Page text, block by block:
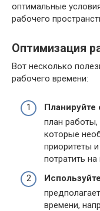
оптимальные
рабочего
Оптимизация
Вот несколько
рабочего времени:
Планируйте
план работы,
которые
приоритеты
потратить
времени,